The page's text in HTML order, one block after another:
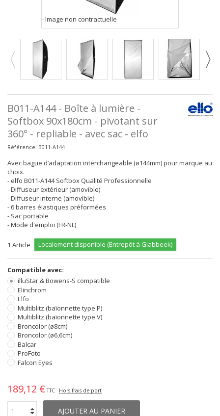
- Image non contractuelle
B011-A144 - Boîte à lumière -
Softbox 90x180cm - pivotant sur
360° - repliable - avec sac - elfo
Référence: B011-A144
Avec bague d’adaptation interchangeable (ø144mm) pour marque au
choix.
- elfo B011-A144 Softbox Qualité Professionnelle
- Diffuseur extérieur (amovible)
- Diffuseur interne (amovible)
- 6 barres élastiques préformées
- Sac portable
- Mode d'emploi (FR-NL)
1 Article Localement disponible (Entrepôt à Glabbeek)
Compatible avec:
illuStar & Bowens-S compatible
Elinchrom
Elfo
Multiblitz (baïonnette type P)
Multiblitz (baïonnette type V)
Broncolor (ø8cm)
Broncolor (ø6,6cm)
Balcar
ProFoto
Falcon Eyes
189,12 € TTC Hors frais de port
AJOUTER AU PANIER